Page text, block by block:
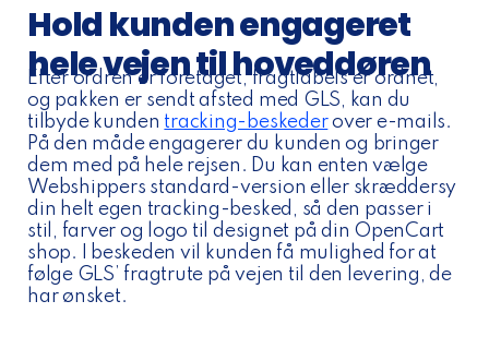
Hold kunden engageret
hele vejen til hoveddøren
Efter ordren er foretaget, fragtlabels er ordnet,
og pakken er sendt afsted med GLS, kan du
tilbyde kunden tracking-beskederover e-mails.
På den måde engagerer du kunden og bringer
dem med på hele rejsen. Du kan enten vælge
Webshippers standard-version eller skræddersy
din helt egen tracking-besked, så den passer i
stil, farver og logo til designet på din OpenCart
shop. I beskeden vil kunden få mulighed for at
følge GLS’ fragtrute på vejen til den levering, de
har ønsket.